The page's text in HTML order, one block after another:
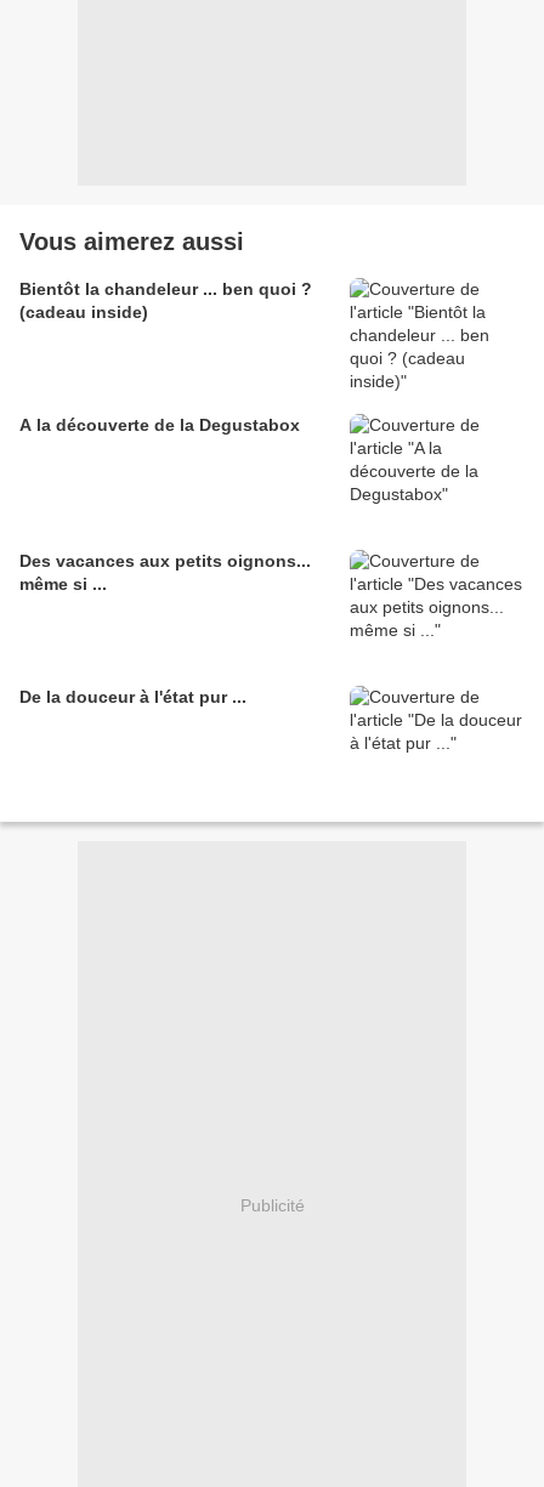
Vous aimerez aussi
Bientôt la chandeleur ... ben quoi ?
(cadeau inside)
A la découverte de la Degustabox
Des vacances aux petits oignons...
même si ...
De la douceur à l'état pur ...
Publicité